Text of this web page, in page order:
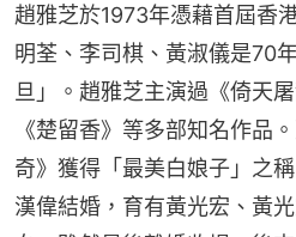
趙雅芝於1973年憑藉首屆香
明荃、李司棋、黃淑儀是70
旦」。趙雅芝主演過《倚天
《楚留香》等多部知名作品
奇》獲得「最美白娘子」之
漢偉結婚，育有黃光宏、黃